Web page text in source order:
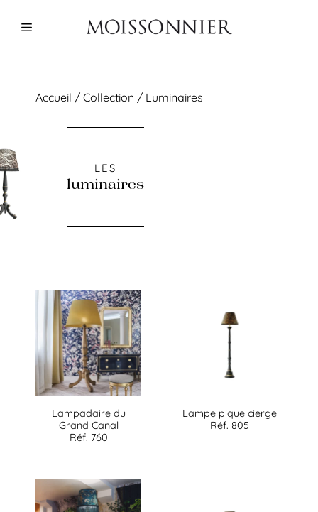
Menu
Accueil / Collection / Luminaires
luminaires
Lampadaire du
Grand Canal
Réf. 760
Lampe pique cierge
Réf. 805